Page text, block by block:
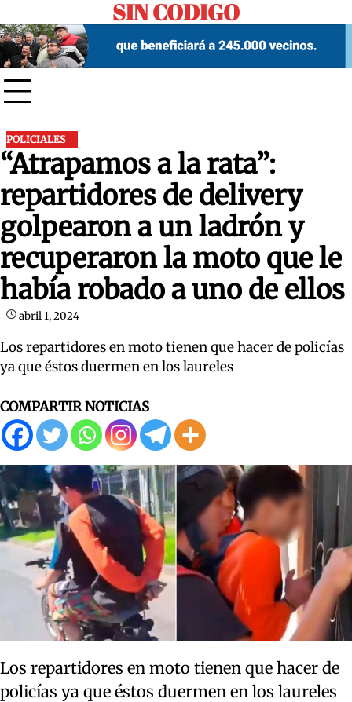
to
content
SIN CODIGO
POLICIALES
“Atrapamos a la rata”:
repartidores de delivery
golpearon a un ladrón y
recuperaron la moto que le
había robado a uno de ellos
abril 1, 2024
Los repartidores en moto tienen que hacer de policías
ya que éstos duermen en los laureles
COMPARTIR NOTICIAS
Los repartidores en moto tienen que hacer de
policías ya que éstos duermen en los laureles